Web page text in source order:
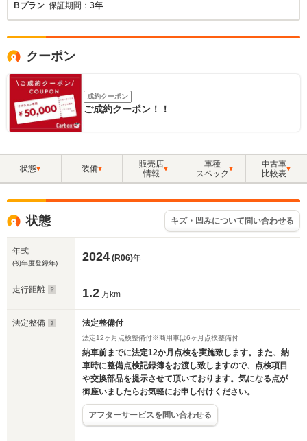
Bプラン 保証期間： 3年
クーポン
成約クーポン
ご成約クーポン！！
状態 装備
販売店
情報
車種
スペック
中古車
比較表
状態 キズ・凹みについて問い合わせる
年式
(初年度登録年) 2024 (R06)年
走行距離 1.2 万km
法定整備 法定整備付
法定12ヶ月点検整備付※商用車は6ヶ月点検整備付
納車前までに法定12か月点検を実施致します。また、納
車時に整備点検記録簿をお渡し致しますので、点検項目
や交換部品を提示させて頂いております。気になる点が
御座いましたらお気軽にお申し付けください。
アフターサービスを問い合わせる